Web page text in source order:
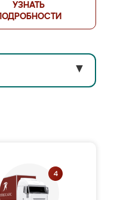
УЗНАТЬ
ПОДРОБНОСТИ
▼